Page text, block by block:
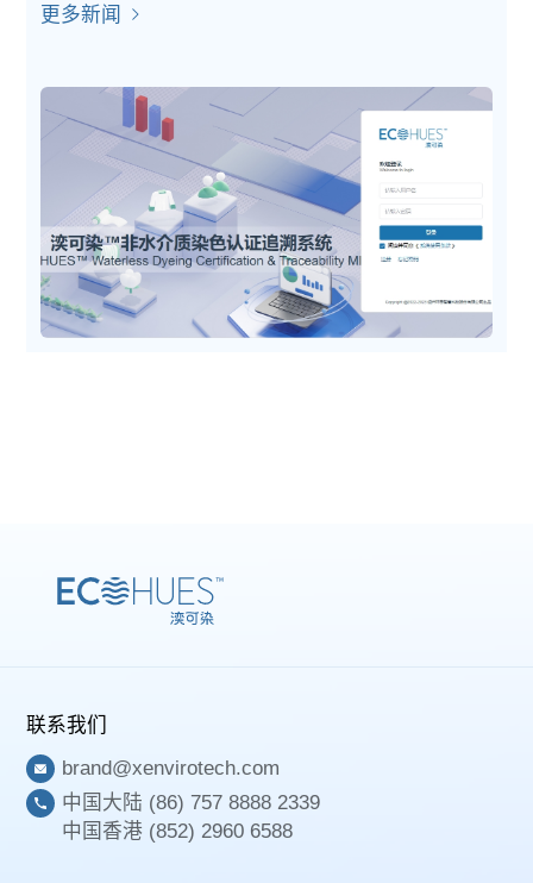
更多新闻
联系我们
brand@xenvirotech.com
中国大陆 (86) 757 8888 2339
中国香港 (852) 2960 6588